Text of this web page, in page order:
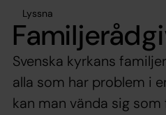
Lyssna
Svenska kyrkans
alla som har problem i
kan man vända sig